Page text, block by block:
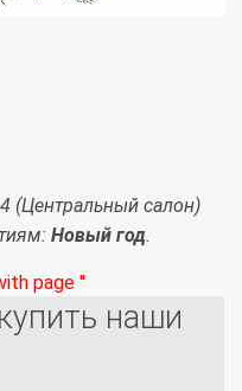
(Центральный салон)
Новый год.
page ''
наши